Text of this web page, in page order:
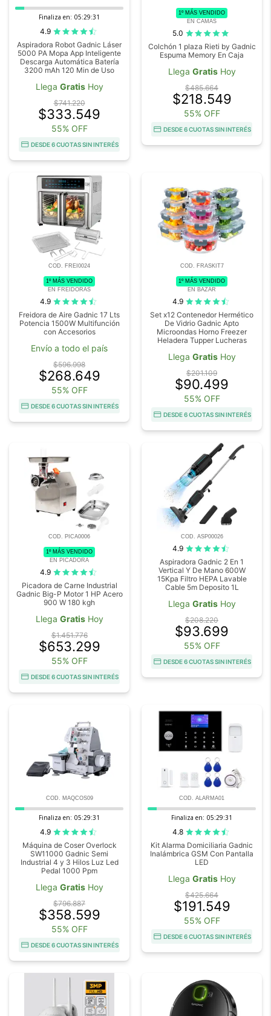
Finaliza en: 05:29:29
4.9
Aspiradora Robot Gadnic Láser
5000 PA Mopa App Inteligente
Descarga Automática Batería
3200 mAh 120 Min de Uso
Llega GratisHoy
$741.220
$333.549
55% OFF
DESDE 6 CUOTAS SIN INTERÉS
1º MÁS VENDIDO
EN CAMAS
5.0
Colchón 1 plaza Rieti by Gadnic
Espuma Memory En Caja
Llega GratisHoy
$485.664
$218.549
55% OFF
DESDE 6 CUOTAS SIN INTERÉS
COD. FREI0024
1º MÁS VENDIDO
EN FREIDORAS
4.9
Freidora de Aire Gadnic 17 Lts
Potencia 1500W Multifunción
con Accesorios
Envío a todo el país
$596.998
$268.649
55% OFF
DESDE 6 CUOTAS SIN INTERÉS
COD. FRASKIT7
1º MÁS VENDIDO
EN BAZAR
4.9
Set x12 Contenedor Hermético
De Vidrio Gadnic Apto
Microondas Horno Freezer
Heladera Tupper Lucheras
Llega GratisHoy
$201.109
$90.499
55% OFF
DESDE 6 CUOTAS SIN INTERÉS
COD. PICA0006
1º MÁS VENDIDO
EN PICADORA
4.9
Picadora de Carne Industrial
Gadnic Big-P Motor 1 HP Acero
900 W 180 kgh
Llega GratisHoy
$1.451.776
$653.299
55% OFF
DESDE 6 CUOTAS SIN INTERÉS
COD. ASP00026
4.9
Aspiradora Gadnic 2 En 1
Vertical Y De Mano 600W
15Kpa Filtro HEPA Lavable
Cable 5m Deposito 1L
Llega GratisHoy
$208.220
$93.699
55% OFF
DESDE 6 CUOTAS SIN INTERÉS
COD. MAQCOS09
Finaliza en: 05:29:29
4.9
Máquina de Coser Overlock
SW11000 Gadnic Semi
Industrial 4 y 3 Hilos Luz Led
Pedal 1000 Ppm
Llega GratisHoy
$796.887
$358.599
55% OFF
DESDE 6 CUOTAS SIN INTERÉS
COD. ALARMA01
Finaliza en: 05:29:29
4.8
Kit Alarma Domiciliaria Gadnic
Inalámbrica GSM Con Pantalla
LED
Llega GratisHoy
$425.664
$191.549
55% OFF
DESDE 6 CUOTAS SIN INTERÉS